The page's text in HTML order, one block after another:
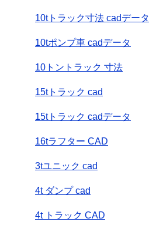
10tトラック寸法 cadデータ
10tポンプ車 cadデータ
10トントラック 寸法
15tトラック cad
15tトラック cadデータ
16tラフター CAD
3tユニック cad
4t ダンプ cad
4t トラック CAD